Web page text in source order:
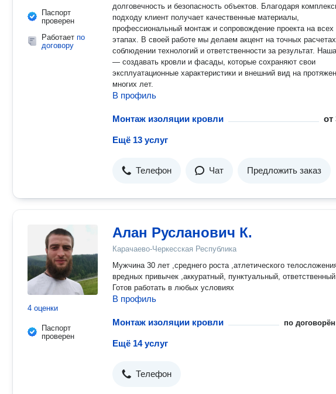
Паспорт
проверен
Работает по
договору
долговечность и безопасность объектов. Благодаря
подходу клиент получает качественные материалы,
профессиональный монтаж и сопровождение проекта на всех
этапах. В своей работе мы делаем акцент на точных
соблюдении технологий и ответственности за результат.
— создавать кровли и фасады, которые сохраняют свои
эксплуатационные характеристики и внешний вид на
многих лет.
В профиль
Монтаж изоляции кровли от
Ещё 13 услуг
Телефон Чат Предложить заказ
4 оценки
Паспорт
проверен
Алан Русланович К.
Карачаево-Черкесская Республика
Мужчина 30 лет ,среднего роста ,атлетического
вредных привычек ,аккуратный, пунктуальный,
Готов работать в любых условиях
В профиль
Монтаж изоляции кровли по
Ещё 14 услуг
Телефон